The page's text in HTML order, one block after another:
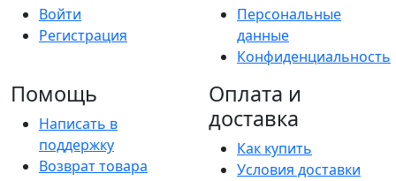
Войти
Регистрация
Персональные
данные
Конфиденциальность
Помощь
Написать в
поддержку
Возврат товара
Оплата и
доставка
Как купить
Условия доставки